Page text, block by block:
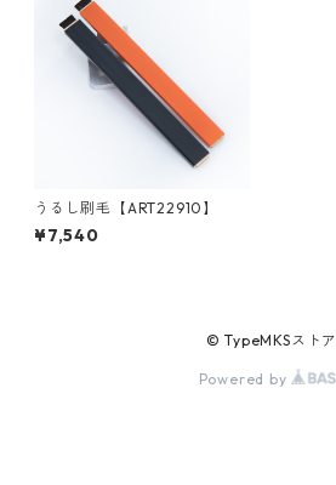
うるし刷毛【ART22910】
¥7,540
© TypeMKSストア
Powered by